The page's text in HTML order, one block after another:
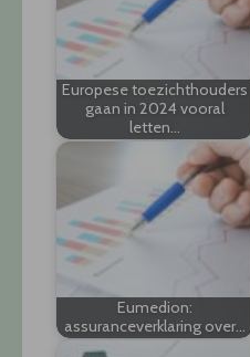
Europese toezichthouders
gaan in 2024 vooral
letten…
Eumedion:
assuranceverklaring over…